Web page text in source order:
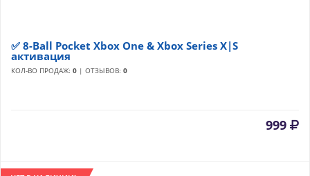
✅ 8-Ball Pocket Xbox One & Xbox Series X|S
активация
КОЛ-ВО ПРОДАЖ: 0 | ОТЗЫВОВ: 0
999